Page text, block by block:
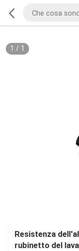
1 / 1
Resistenza
rubinetto del